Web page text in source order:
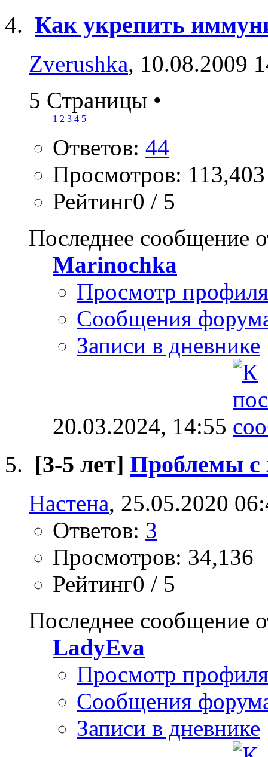
Как укрепить
Zverushka, 10.08.2009
5 Страницы •
1 2 3 4 5
Ответов: 44
Просмотров: 113,403
Рейтинг0 / 5
Последнее сообщение
Marinochka
Просмотр профиля
Сообщения
Записи в дневнике
20.03.2024, 14:55
[3-5 лет] Проблемы с
Настена, 25.05.2020
Ответов: 3
Просмотров: 34,136
Рейтинг0 / 5
Последнее сообщение
LadyEva
Просмотр профиля
Сообщения
Записи в дневнике